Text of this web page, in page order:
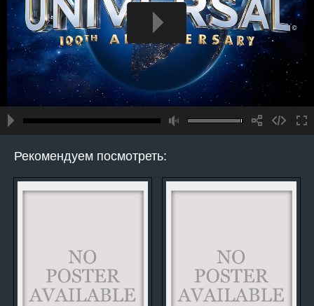
Рекомендуем посмотреть: